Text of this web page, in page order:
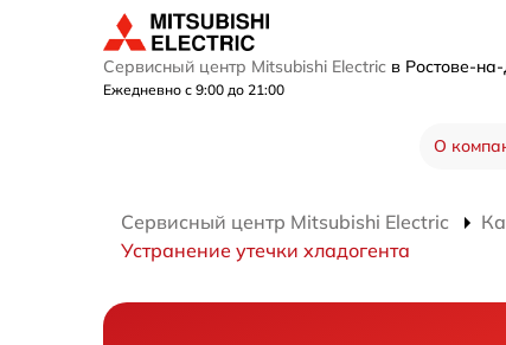
Сервисный центр Mitsubishi Electric в Ростове-
Ежедневно с 9:00 до 21:00
О
Сервисный центр Mitsubishi Electric
Устранение утечки хладогента